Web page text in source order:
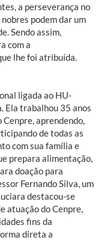
a perseverança no
podem dar um
Sendo assim,
com a
lhe foi atribuída.
ligada ao HU-
Ela trabalhou 35 anos
Cenpre, aprendendo,
de todas as
com sua família e
prepara alimentação,
doação para
Fernando Silva, um
destacou-se
atuação do Cenpre,
fins da
direta a